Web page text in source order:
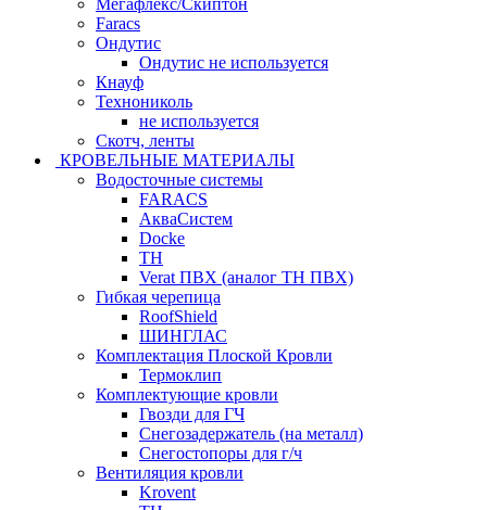
Мегафлекс/Скиптон
Faracs
Ондутис
Ондутис не используется
Кнауф
Технониколь
не используется
Скотч, ленты
КРОВЕЛЬНЫЕ МАТЕРИАЛЫ
Водосточные системы
FARACS
АкваСистем
Docke
ТН
Verat ПВХ (аналог ТН ПВХ)
Гибкая черепица
RoofShield
ШИНГЛАС
Комплектация Плоской Кровли
Термоклип
Комплектующие кровли
Гвозди для ГЧ
Снегозадержатель (на металл)
Снегостопоры для г/ч
Вентиляция кровли
Krovent